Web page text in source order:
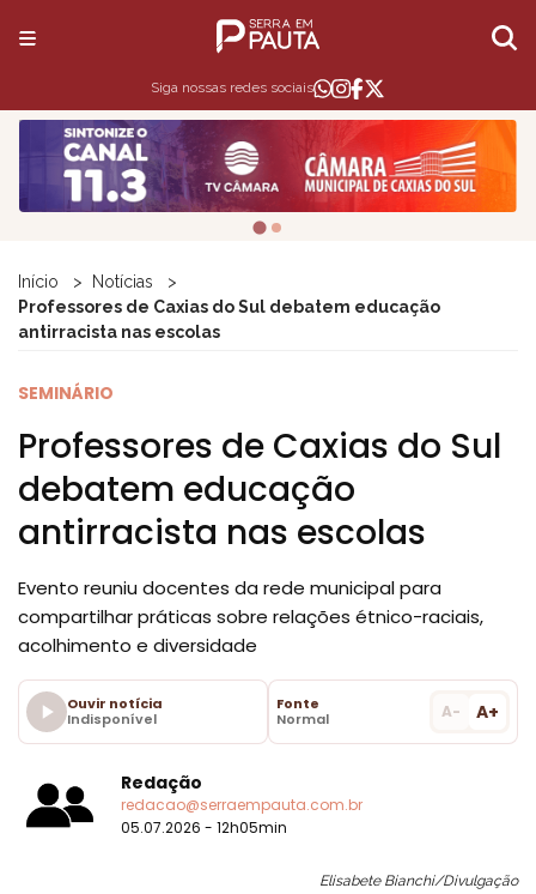
Siga nossas redes sociais
Início
Notícias
Professores de Caxias do Sul debatem educação
antirracista nas escolas
SEMINÁRIO
Professores de Caxias do Sul
debatem educação
antirracista nas escolas
Evento reuniu docentes da rede municipal para
compartilhar práticas sobre relações étnico-raciais,
acolhimento e diversidade
Ouvir notícia
Indisponível
Fonte
Normal
A- A+
Redação
redacao@serraempauta.com.br
05.07.2026 - 12h05min
Elisabete Bianchi/Divulgação